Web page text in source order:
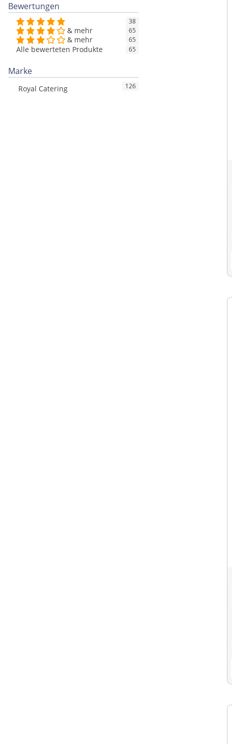
Bewertungen
38
& mehr 65
& mehr 65
Alle bewerteten Produkte 65
Marke
Royal Catering 126